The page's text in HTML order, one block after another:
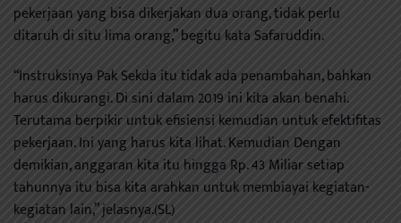
pekerjaan yang bisa dikerjakan dua orang, tidak perlu
ditaruh di situ lima orang,” begitu kata Safaruddin.
“Instruksinya Pak Sekda itu tidak ada penambahan, bahkan
harus dikurangi. Di sini dalam 2019 ini kita akan benahi.
Terutama berpikir untuk efisiensi kemudian untuk efektifitas
pekerjaan. Ini yang harus kita lihat. Kemudian Dengan
demikian, anggaran kita itu hingga Rp. 43 Miliar setiap
tahunnya itu bisa kita arahkan untuk membiayai kegiatan-
kegiatan lain,” jelasnya.(SL)